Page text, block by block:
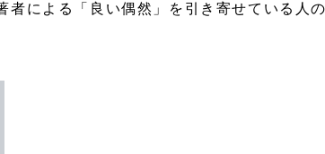
者による「良い偶然」を引き寄せている人